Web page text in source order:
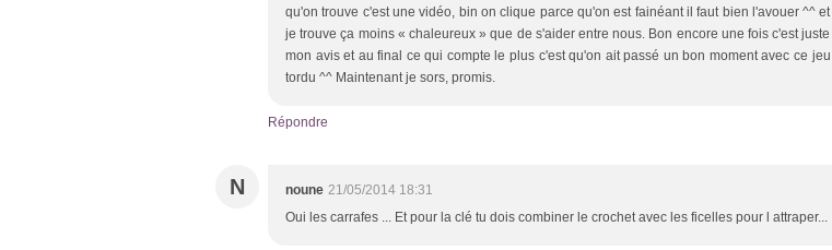
qu'on trouve c'est une vidéo, bin on clique parce qu'on est fainéant il faut bien l'avouer ^^ et
je trouve ça moins « chaleureux » que de s'aider entre nous. Bon encore une fois c'est juste
mon avis et au final ce qui compte le plus c'est qu'on ait passé un bon moment avec ce jeu
tordu ^^ Maintenant je sors, promis.
Répondre
N noune 21/05/2014 18:31
Oui les carrafes ... Et pour la clé tu dois combiner le crochet avec les ficelles pour l attraper...